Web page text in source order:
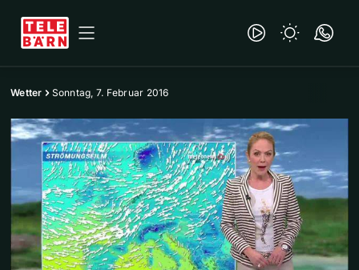
Wetter Sonntag, 7. Februar 2016